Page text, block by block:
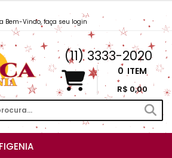
Bem-Vindo, faça seu login
(11) 3333-2020
0 ITEM
R$ 0,00